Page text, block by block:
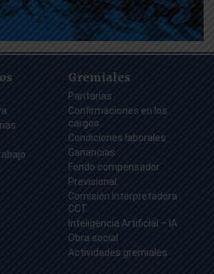
Gremiales
Paritarias
Confirmaciones en los
cargos
Condiciones laborales
Ganancias
Fondo compensador
Previsional
Comisión Interpretadora
CCT
Inteligencia Artificial – IA
Obra social
Actividades gremiales